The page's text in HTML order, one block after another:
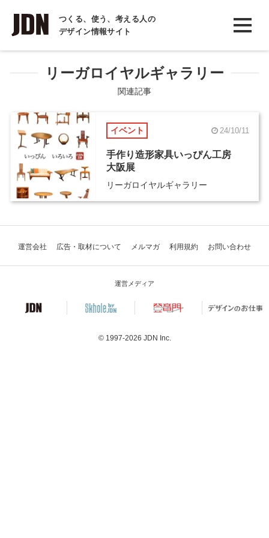
つくる、使う、考える人の
デザイン情報サイト
INTERVIEW
インタビュー
REPORT
COLUMN
コラム
リーガロイヤルギャラリー
関連記事
イベント 24/10/11
手作り造形家具いっぴん工房
大阪展
リーガロイヤルギャラリー
運営会社 広告・取材について メルマガ 利用規約 お問い合わせ
運営メディア
© 1997-2026 JDN Inc.